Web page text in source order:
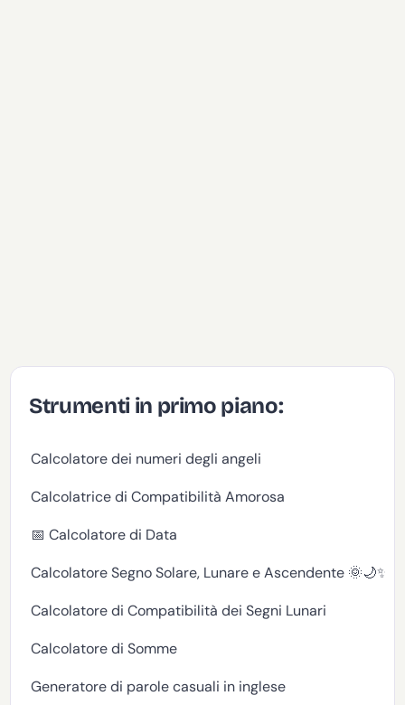
Strumenti in primo piano:
Calcolatore dei numeri degli angeli
Calcolatrice di Compatibilità Amorosa
📅 Calcolatore di Data
Calcolatore Segno Solare, Lunare e Ascendente 🌞🌙✨
Calcolatore di Compatibilità dei Segni Lunari
Calcolatore di Somme
Generatore di parole casuali in inglese